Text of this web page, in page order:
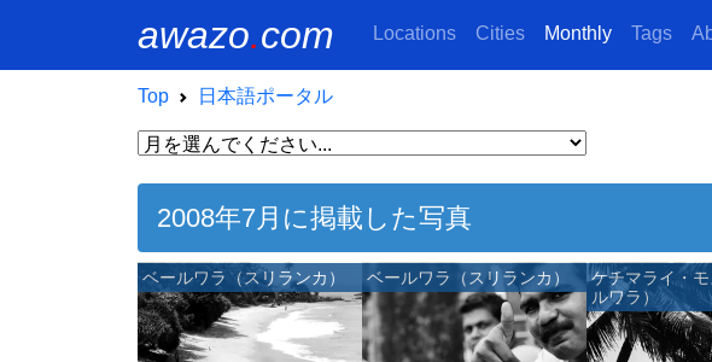
awazo.com Locations Cities Monthly Tags
Top 日本語ポータル
2008年7月に掲載した写真
ベールワラ（スリランカ） ベールワラ（スリランカ）
ケチマライ・
ルワラ）